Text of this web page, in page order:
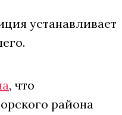
устанавливает
, что
района